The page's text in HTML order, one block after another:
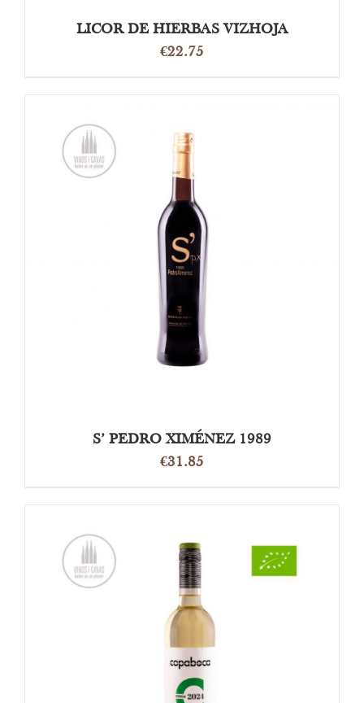
LICOR DE HIERBAS VIZHOJA
€22.75
TOEVOEGEN AAN WINKELWAGEN
S’ PEDRO XIMÉNEZ 1989
€31.85
OPTIES SELECTEREN